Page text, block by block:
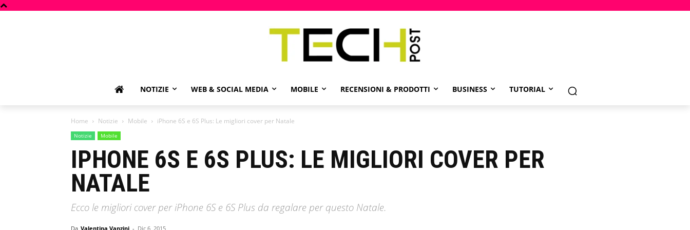
NOTIZIE WEB & SOCIAL MEDIA MOBILE RECENSIONI & PRODOTTI BUSINESS TUTORIAL
Home Notizie Mobile iPhone 6S e 6S Plus: Le migliori cover per Natale
Notizie Mobile
IPHONE 6S E 6S PLUS: LE MIGLIORI COVER PER
NATALE
Ecco le migliori cover per iPhone 6S e 6S Plus da regalare per questo Natale.
Da Valentina Vanzini - Dic 6, 2015